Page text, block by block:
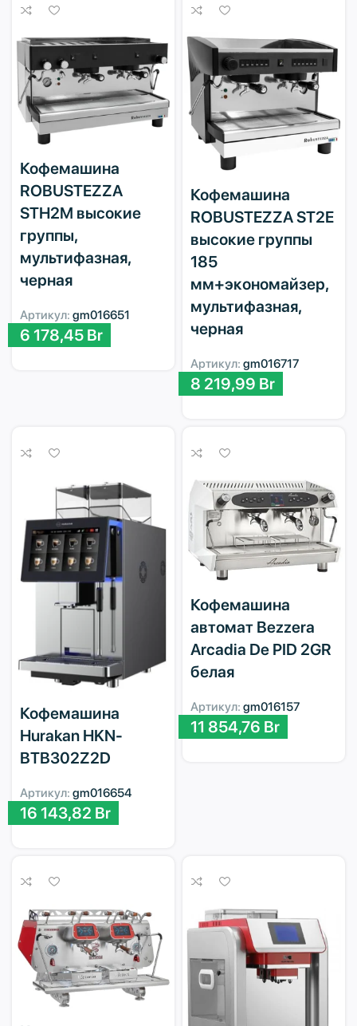
Кофемашина
ROBUSTEZZA
STH2M высокие
группы,
мультифазная,
черная
Артикул: gm016651
6 178,45 Br
Кофемашина
ROBUSTEZZA ST2E
высокие группы
185
мм+экономайзер,
мультифазная,
черная
Артикул: gm016717
8 219,99 Br
Кофемашина
Hurakan HKN-
BTB302Z2D
Артикул: gm016654
16 143,82 Br
Кофемашина
автомат Bezzera
Arcadia De PID 2GR
белая
Артикул: gm016157
11 854,76 Br